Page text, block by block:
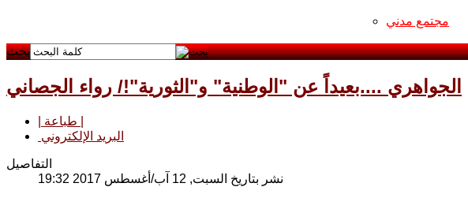
مجتمع مدني
بحث
الجواهري ....بعيداً عن "الوطنية" و"الثورية"!/ رواء الجصاني
البريد الإلكتروني
التفاصيل
نشر بتاريخ السبت, 12 آب/أغسطس 2017 19:32